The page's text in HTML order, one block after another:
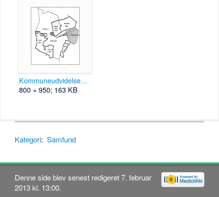
Kommuneudvidelsen 1930 B50723-s121.jpg
800 × 950; 163 KB
Kategori: Samfund
Denne side blev senest redigeret 7. februar
2013 kl. 13:00.